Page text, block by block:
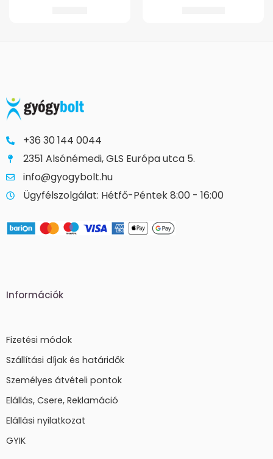
+36 30 144 0044
2351 Alsónémedi, GLS Európa utca 5.
info@gyogybolt.hu
Ügyfélszolgálat: Hétfő-Péntek 8:00 - 16:00
Információk
Fizetési módok
Szállítási díjak és határidők
Személyes átvételi pontok
Elállás, Csere, Reklamáció
Elállási nyilatkozat
GYIK